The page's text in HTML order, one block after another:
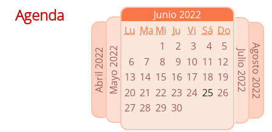
Grupos Políticos
Enlaces relacionados
Agenda de Presidencia
Plenos provinciales y Juntas de gobierno
Oficina de Proyectos Europeos
Abril 2022Mayo 2022
Junio 2022
Lu Ma Mi Ju Vi Sá Do
1
2 3 4
5
6
7 8 9 10 11 12
13 14 15 16 17 18 19
20 21 22 23 24 25 26
27 28 29 30
Agosto 2022
Julio 2022
Agenda